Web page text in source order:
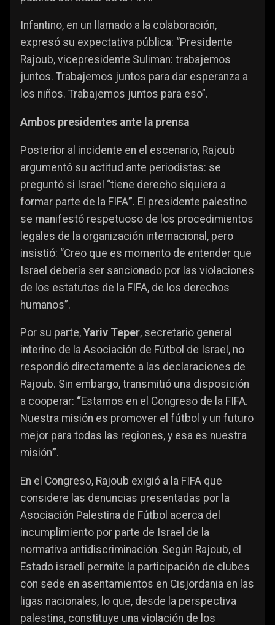
Infantino, en un llamado a la colaboración,
expresó su expectativa pública: “Presidente
Rajoub, vicepresidente Suliman: trabajemos
juntos. Trabajemos juntos para dar esperanza a
los niños. Trabajemos juntos para eso”.
Ambos presidentes ante la prensa
Posterior al incidente en el escenario, Rajoub
argumentó su actitud ante periodistas: se
preguntó si Israel “tiene derecho siquiera a
formar parte de la FIFA”. El presidente palestino
se manifestó respetuoso de los procedimientos
legales de la organización internacional, pero
insistió: “Creo que es momento de entender que
Israel debería ser sancionado por las violaciones
de los estatutos de la FIFA, de los derechos
humanos”.
Por su parte, Yariv Teper, secretario general
interino de la Asociación de Fútbol de Israel, no
respondió directamente a las declaraciones de
Rajoub. Sin embargo, transmitió una disposición
a cooperar: “Estamos en el Congreso de la FIFA.
Nuestra misión es promover el fútbol y un futuro
mejor para todas las regiones, y esa es nuestra
misión”.
En el Congreso, Rajoub exigió a la FIFA que
considere las denuncias presentadas por la
Asociación Palestina de Fútbol acerca del
incumplimiento por parte de Israel de la
normativa antidiscriminación. Según Rajoub, el
Estado israelí permite la participación de clubes
con sede en asentamientos en Cisjordania en las
ligas nacionales, lo que, desde la perspectiva
palestina, constituye una violación de los